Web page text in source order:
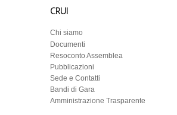
CRUI
Chi siamo
Documenti
Resoconto Assemblea
Pubblicazioni
Sede e Contatti
Bandi di Gara
Amministrazione Trasparente